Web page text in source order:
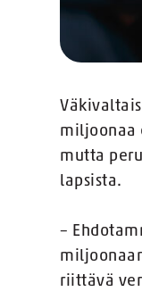
miljoonaa
mutta
lapsista.
–
riittävä